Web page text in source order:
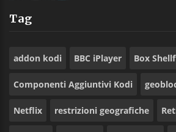
Tag
addon kodi BBC iPlayer Box
Componenti Aggiuntivi Kodi
Netflix restrizioni geografiche